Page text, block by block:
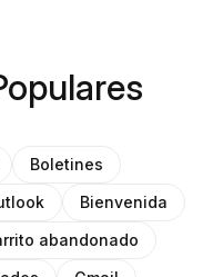
Boletines
Bienvenida
abandonado